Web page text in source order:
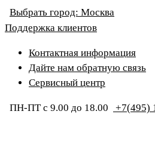
Выбрать город: Москва
Поддержка клиентов
Контактная информация
Дайте нам обратную связь
Сервисный центр
ПН-ПТ с 9.00 до 18.00 +7(495)